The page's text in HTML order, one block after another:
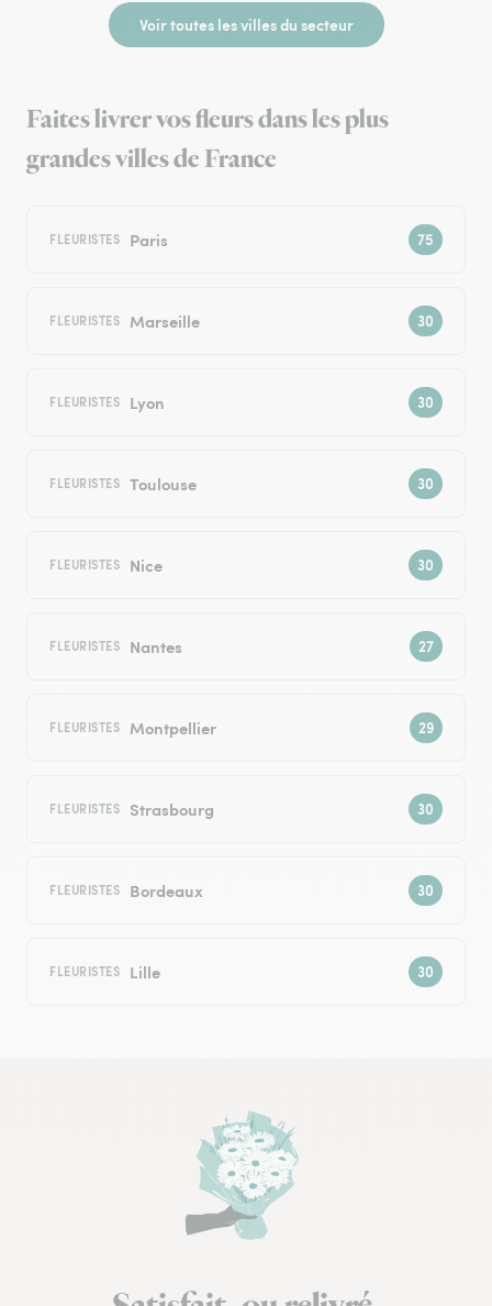
Voir toutes les villes du secteur
Faites livrer vos fleurs dans les plus
grandes villes de France
FLEURISTES Paris
FLEURISTES Marseille
FLEURISTES Lyon
FLEURISTES Toulouse
FLEURISTES Nice
FLEURISTES Nantes
FLEURISTES Montpellier
FLEURISTES Strasbourg
FLEURISTES Bordeaux
FLEURISTES Lille